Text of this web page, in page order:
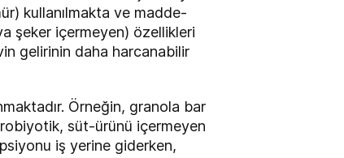
kullanılmakta ve madde-
şeker içermeyen) özellikleri
gelirinin daha harcanabilir
Örneğin, granola bar
süt-ürünü içermeyen
iş yerine giderken,